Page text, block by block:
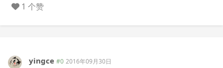
1 个赞
yingce #0 2016年09月30日